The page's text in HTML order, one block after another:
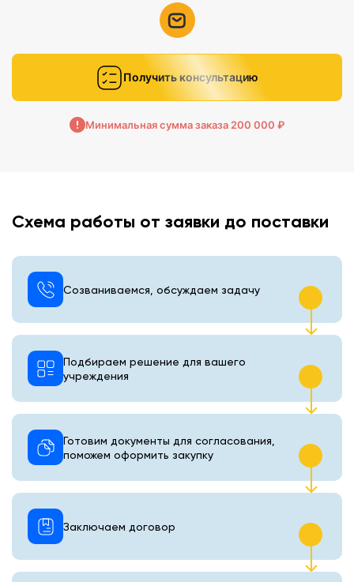
Получить консультацию
Минимальная сумма заказа 200 000 ₽
Схема работы от заявки до поставки
Созваниваемся, обсуждаем задачу
Подбираем решение для вашего
учреждения
Готовим документы для согласования,
поможем оформить закупку
Заключаем договор